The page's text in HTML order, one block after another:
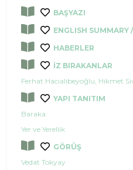
BAŞYAZI
ENGLISH SUMMARY
HABERLER
İZ BIRAKANLAR
Ferhat Hacıalibeyoğlu, Hikmet
YAPI TANITIM
Baraka
Yer ve Yerellik
GÖRÜŞ
Vedat Tokyay